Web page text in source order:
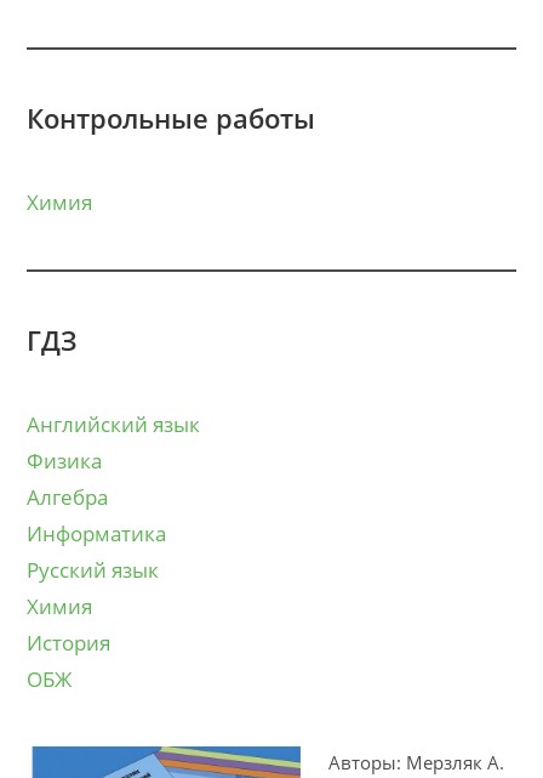
Контрольные работы
Химия
ГДЗ
Английский язык
Физика
Алгебра
Информатика
Русский язык
Химия
История
ОБЖ
Авторы: Мерзляк А.